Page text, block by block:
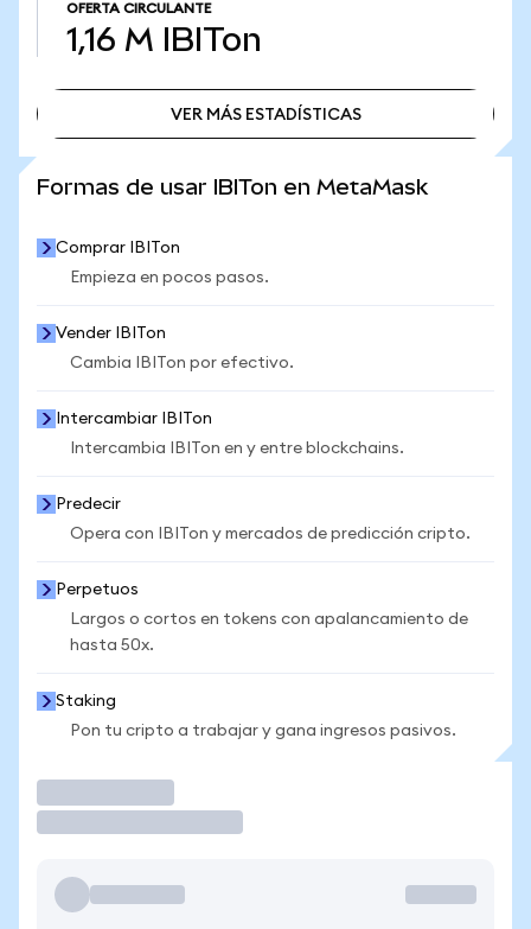
OFERTA CIRCULANTE
1,16 M IBITon
VER MÁS ESTADÍSTICAS
Formas de usar IBITon en MetaMask
Comprar IBITon
Empieza en pocos pasos.
Vender IBITon
Cambia IBITon por efectivo.
Intercambiar IBITon
Intercambia IBITon en y entre blockchains.
Predecir
Opera con IBITon y mercados de predicción cripto.
Perpetuos
Largos o cortos en tokens con apalancamiento de
hasta 50x.
Staking
Pon tu cripto a trabajar y gana ingresos pasivos.